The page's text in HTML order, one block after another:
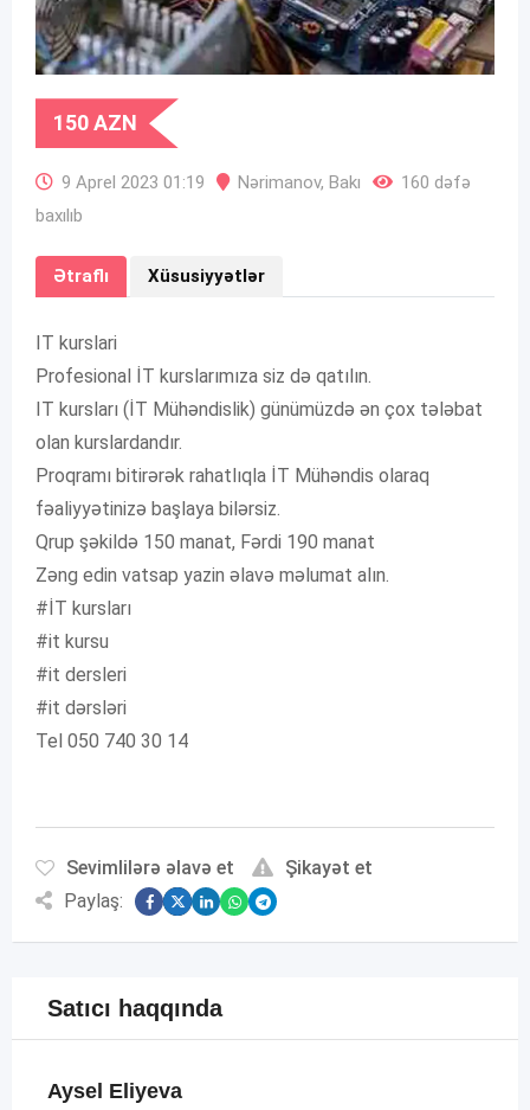
150AZN
9 Aprel 2023 01:19 Nərimanov, Bakı
160 dəfə
baxılıb
Ətraflı Xüsusiyyətlər
IT kurslari
Profesional İT kurslarımıza siz də qatılın.
IT kursları (İT Mühəndislik) günümüzdə ən çox tələbat
olan kurslardandır.
Proqramı bitirərək rahatlıqla İT Mühəndis olaraq
fəaliyyətinizə başlaya bilərsiz.
Qrup şəkildə 150 manat, Fərdi 190 manat
Zəng edin vatsap yazin əlavə məlumat alın.
#İT kursları
#it kursu
#it dersleri
#it dərsləri
Tel 050 740 30 14
Sevimlilərə əlavə et
Şikayət et
Paylaş:
Satıcı haqqında
Aysel Eliyeva